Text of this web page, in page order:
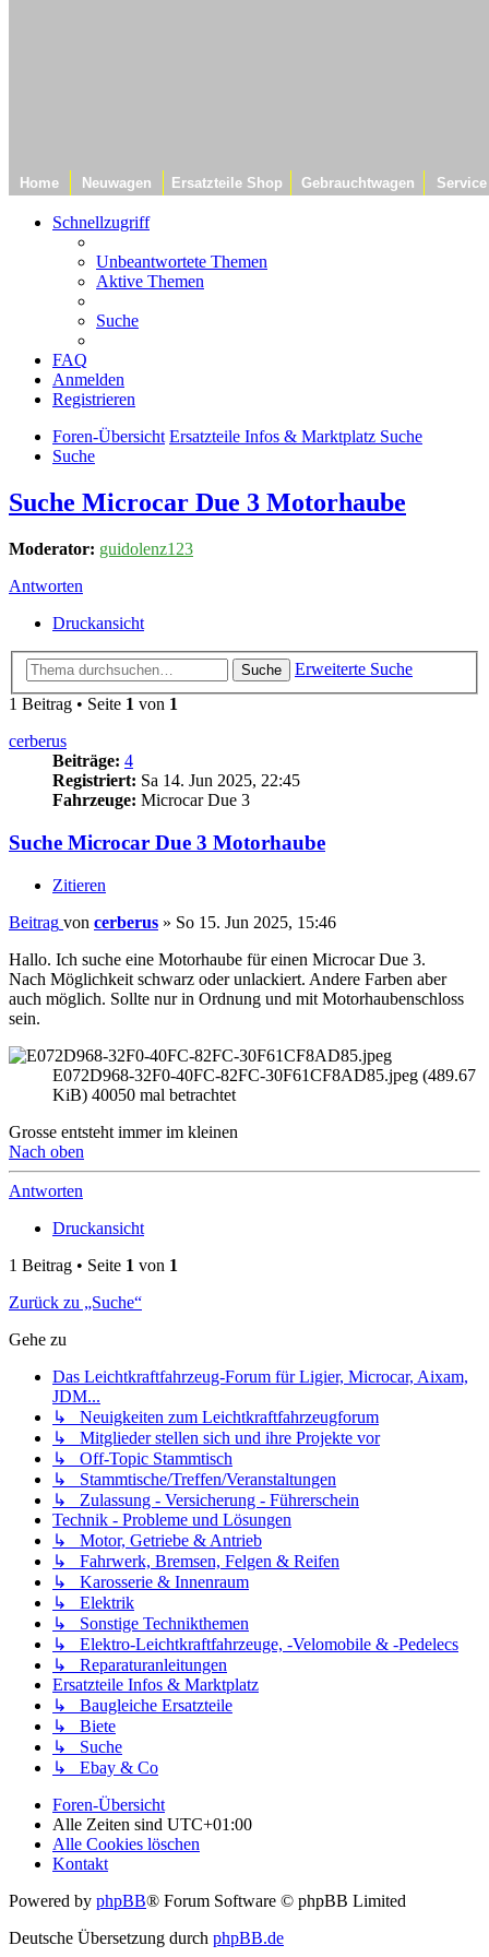
Home Neuwagen Ersatzteile Shop Gebrauchtwagen Service
Schnellzugriff
Unbeantwortete Themen
Aktive Themen
Suche
FAQ
Anmelden
Registrieren
Foren-Übersicht Ersatzteile Infos & Marktplatz Suche
Suche
Suche Microcar Due 3 Motorhaube
Moderator: guidolenz123
Antworten
Druckansicht
Suche
Erweiterte Suche
1 Beitrag • Seite 1 von 1
cerberus
Beiträge: 4
Registriert: Sa 14. Jun 2025, 22:45
Fahrzeuge: Microcar Due 3
Suche Microcar Due 3 Motorhaube
Zitieren
Beitrag von cerberus » So 15. Jun 2025, 15:46
Hallo. Ich suche eine Motorhaube für einen Microcar Due 3.
Nach Möglichkeit schwarz oder unlackiert. Andere Farben aber
auch möglich. Sollte nur in Ordnung und mit Motorhaubenschloss
sein.
E072D968-32F0-40FC-82FC-30F61CF8AD85.jpeg (489.67
KiB) 40050 mal betrachtet
Grosse entsteht immer im kleinen
Nach oben
Antworten
Druckansicht
1 Beitrag • Seite 1 von 1
Zurück zu „Suche“
Gehe zu
Das Leichtkraftfahrzeug-Forum für Ligier, Microcar, Aixam,
JDM...
↳ Neuigkeiten zum Leichtkraftfahrzeugforum
↳ Mitglieder stellen sich und ihre Projekte vor
↳ Off-Topic Stammtisch
↳ Stammtische/Treffen/Veranstaltungen
↳ Zulassung - Versicherung - Führerschein
Technik - Probleme und Lösungen
↳ Motor, Getriebe & Antrieb
↳ Fahrwerk, Bremsen, Felgen & Reifen
↳ Karosserie & Innenraum
↳ Elektrik
↳ Sonstige Technikthemen
↳ Elektro-Leichtkraftfahrzeuge, -Velomobile & -Pedelecs
↳ Reparaturanleitungen
Ersatzteile Infos & Marktplatz
↳ Baugleiche Ersatzteile
↳ Biete
↳ Suche
↳ Ebay & Co
Foren-Übersicht
Alle Zeiten sind UTC+01:00
Alle Cookies löschen
Kontakt
Powered by phpBB® Forum Software © phpBB Limited
Deutsche Übersetzung durch phpBB.de